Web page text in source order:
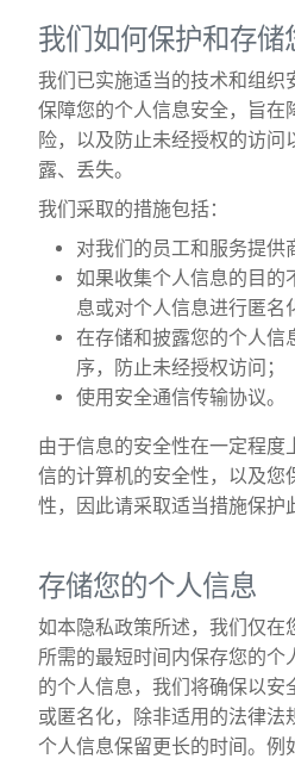
我们如何保护和存储
我们已实施适当的技术和组织
保障您的个人信息安全，旨在
险，以及防止未经授权的访
露、丢失。
我们采取的措施包括：
对我们的员工和服务提供
如果收集个人信息的目的
息或对个人信息进行匿名
在存储和披露您的个人信
序，防止未经授权访问；
使用安全通信传输协议。
由于信息的安全性在一定程度
信的计算机的安全性，以及您
性，因此请采取适当措施保护
存储您的个人信息
如本隐私政策所述，我们仅在
所需的最短时间内保存您的个
的个人信息，我们将确保以安
或匿名化，除非适用的法律法
个人信息保留更长的时间。例